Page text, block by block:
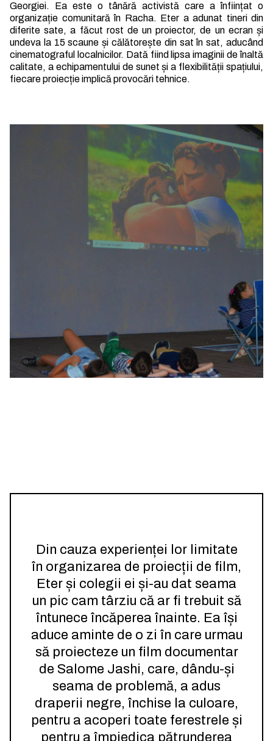
Georgiei. Ea este o tânără activistă care a înființat o
organizație comunitară în Racha. Eter a adunat tineri din
diferite sate, a făcut rost de un proiector, de un ecran și
undeva la 15 scaune și călătorește din sat în sat, aducând
cinematograful localnicilor. Dată fiind lipsa imaginii de înaltă
calitate, a echipamentului de sunet și a flexibilității spațiului,
fiecare proiecție implică provocări tehnice.
Din cauza experienței lor limitate
în organizarea de proiecții de film,
Eter și colegii ei și-au dat seama
un pic cam târziu că ar fi trebuit să
întunece încăperea înainte. Ea își
aduce aminte de o zi în care urmau
să proiecteze un film documentar
de Salome Jashi, care, dându-și
seama de problemă, a adus
draperii negre, închise la culoare,
pentru a acoperi toate ferestrele și
pentru a împiedica pătrunderea